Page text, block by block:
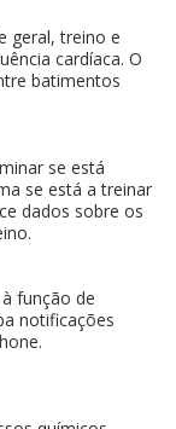
geral, treino e
cardíaca. O
batimentos
se está
se está a treinar
dados sobre os
função de
notificações